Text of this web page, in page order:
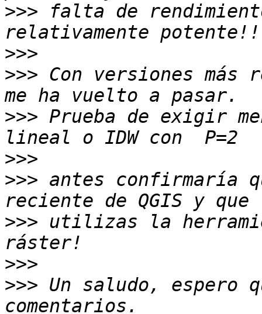
>>> falta de
>>>
>>> Con versiones más
>>> Prueba de exigir
>>>
>>> antes confirmaría
>>> utilizas la
>>>
>>> Un saludo, espero